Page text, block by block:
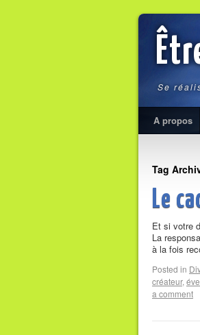
Se
A propos
Tag
Le
Et si votre
La
à la fois
Posted in
créateur,
a comment